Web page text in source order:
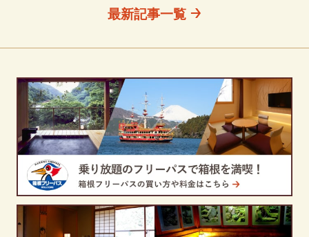
最新記事一覧